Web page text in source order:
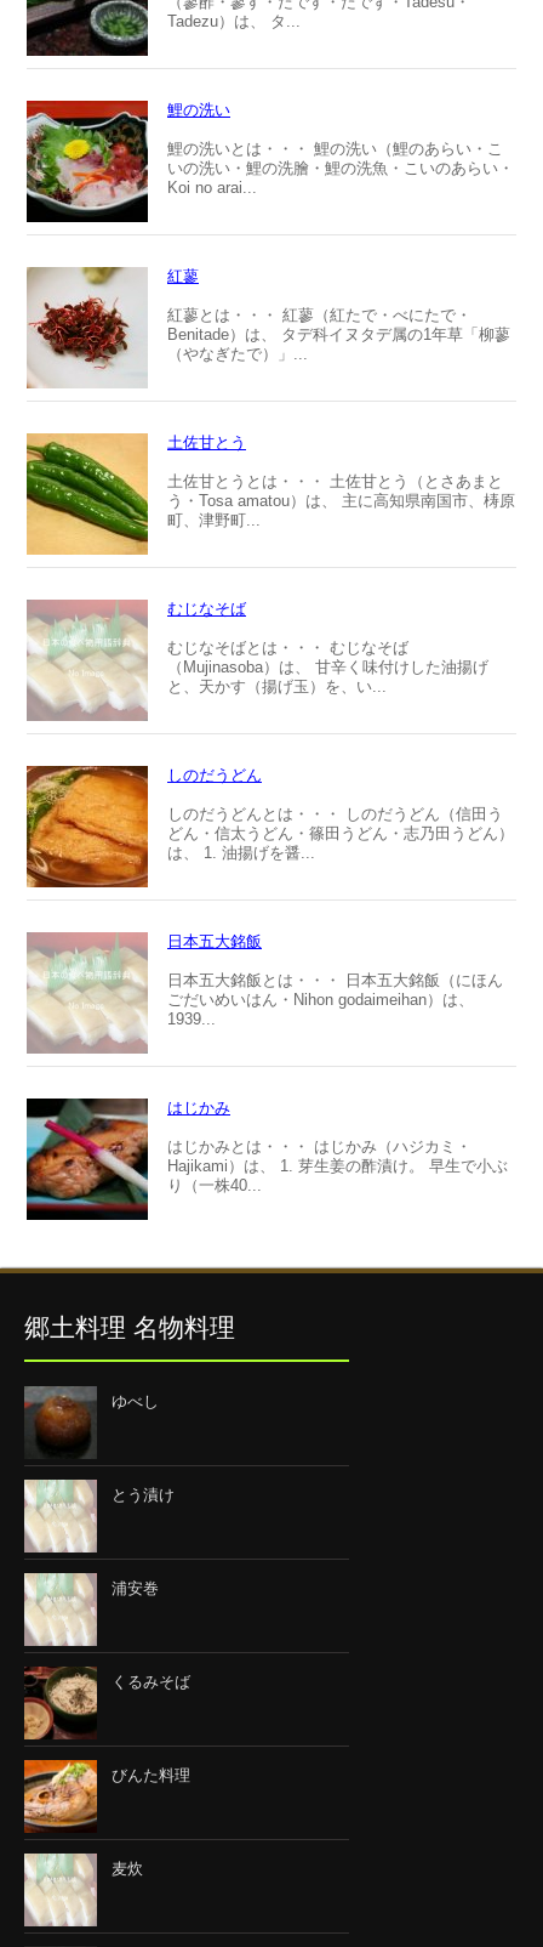
Tadezu）は、 タ...
鯉の洗い
鯉の洗いとは・・・ 鯉の洗い（鯉のあらい・こ
いの洗い・鯉の洗膾・鯉の洗魚・こいのあらい・
Koi no arai...
紅蓼
紅蓼とは・・・ 紅蓼（紅たで・べにたで・
Benitade）は、 タデ科イヌタデ属の1年草「柳蓼
（やなぎたで）」...
土佐甘とう
土佐甘とうとは・・・ 土佐甘とう（とさあまと
う・Tosa amatou）は、 主に高知県南国市、梼原
町、津野町...
むじなそば
むじなそばとは・・・ むじなそば
（Mujinasoba）は、 甘辛く味付けした油揚げ
と、天かす（揚げ玉）を、い...
しのだうどん
しのだうどんとは・・・ しのだうどん（信田う
どん・信太うどん・篠田うどん・志乃田うどん）
は、 1. 油揚げを醤...
日本五大銘飯
日本五大銘飯とは・・・ 日本五大銘飯（にほん
ごだいめいはん・Nihon godaimeihan）は、
1939...
はじかみ
はじかみとは・・・ はじかみ（ハジカミ・
Hajikami）は、 1. 芽生姜の酢漬け。 早生で小ぶ
り（一株40...
郷土料理 名物料理
ゆべし
とう漬け
浦安巻
くるみそば
びんた料理
麦炊